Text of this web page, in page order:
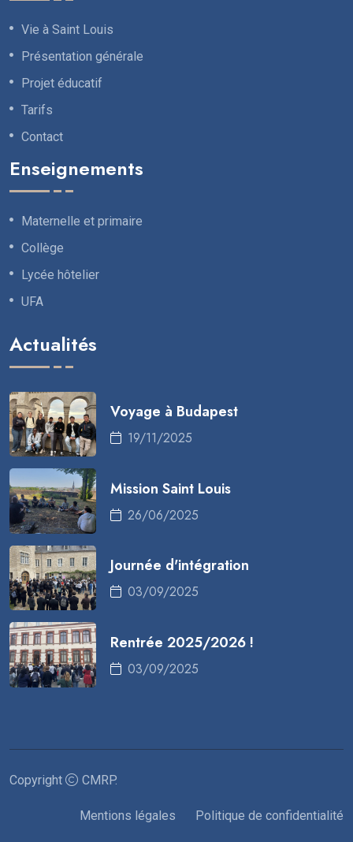
Vie à Saint Louis
Présentation générale
Projet éducatif
Tarifs
Contact
Enseignements
Maternelle et primaire
Collège
Lycée hôtelier
UFA
Actualités
Voyage à Budapest
19/11/2025
Mission Saint Louis
26/06/2025
Journée d'intégration
03/09/2025
Rentrée 2025/2026 !
03/09/2025
Copyright CMRP.
Mentions légales Politique de confidentialité